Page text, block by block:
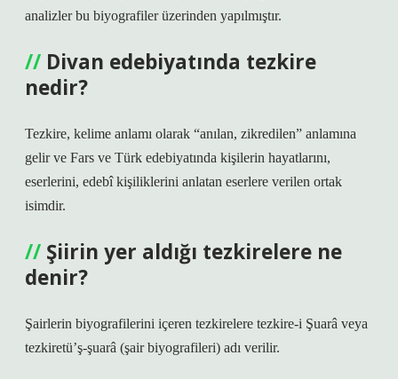
analizler bu biyografiler üzerinden yapılmıştır.
Divan edebiyatında tezkire
nedir?
Tezkire, kelime anlamı olarak “anılan, zikredilen” anlamına
gelir ve Fars ve Türk edebiyatında kişilerin hayatlarını,
eserlerini, edebî kişiliklerini anlatan eserlere verilen ortak
isimdir.
Şiirin yer aldığı tezkirelere ne
denir?
Şairlerin biyografilerini içeren tezkirelere tezkire-i Şuarâ veya
tezkiretü’ş-şuarâ (şair biyografileri) adı verilir.